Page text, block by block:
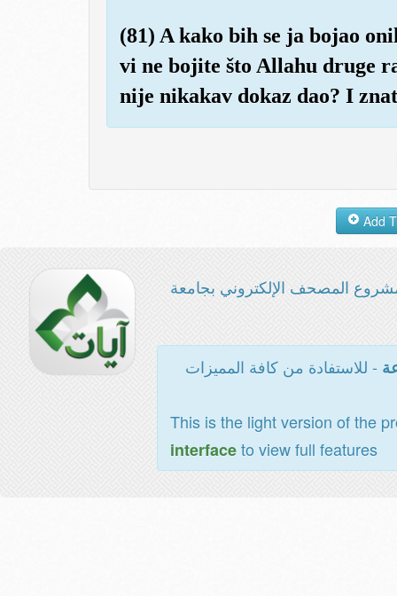
(81) A kako bih se ja bojao
vi ne bojite što Allahu druge
nije nikakav dokaz dao? I
المصحف الإلكتروني بجامعة
- للاستفادة من كافة المميزات
This is the light version of the
interfaceto view full features